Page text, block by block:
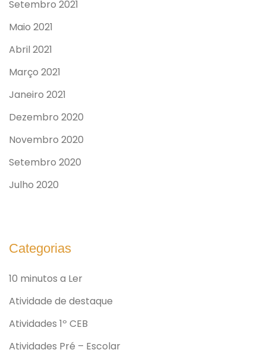
Setembro 2021
Maio 2021
Abril 2021
Março 2021
Janeiro 2021
Dezembro 2020
Novembro 2020
Setembro 2020
Julho 2020
Categorias
10 minutos a Ler
Atividade de destaque
Atividades 1º CEB
Atividades Pré – Escolar